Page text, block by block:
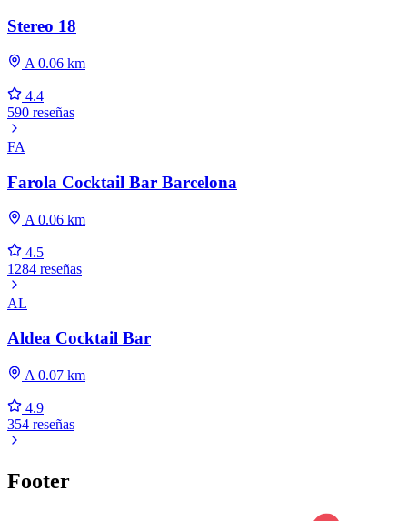
Stereo 18
A 0.06 km
4.4
590 reseñas
FA
Farola Cocktail Bar Barcelona
A 0.06 km
4.5
1284 reseñas
AL
Aldea Cocktail Bar
A 0.07 km
4.9
354 reseñas
Footer